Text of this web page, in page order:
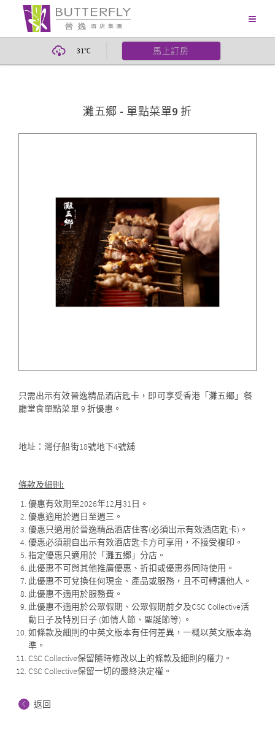
31℃ 馬上訂房
灘五郷 - 單點菜單9 折
只需出示有效晉逸精品酒店匙卡，即可享受香港「灘五郷」餐
廳堂食單點菜單 9 折優惠。
地址：灣仔船街18號地下4號舖
條款及細則:
優惠有效期至2026年12月31日。
優惠適用於週日至週三。
優惠只適用於晉逸精品酒店住客(必須出示有效酒店匙卡)。
優惠必須親自出示有效酒店匙卡方可享用，不接受複印。
指定優惠只適用於「灘五郷」分店。
此優惠不可與其他推廣優惠、折扣或優惠券同時使用。
此優惠不可兌換任何現金、產品或服務，且不可轉讓他人。
此優惠不適用於服務費。
此優惠不適用於公眾假期、公眾假期前夕及CSC Collective活
動日子及特別日子 (如情人節、聖誕節等) 。
如條款及細則的中英文版本有任何差異，一概以英文版本為
準。
CSC Collective保留隨時修改以上的條款及細則的權力。
CSC Collective保留一切的最終決定權。
返回